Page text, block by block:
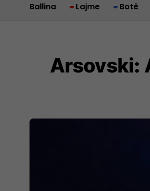
Ballina Lajme Botë
Arsovski: